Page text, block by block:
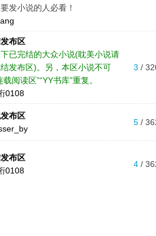
发小说的人必看！
布区
已完结的大众小说(耽美小说请
发布区)。另，本区小说不可
阅读区”“YY书库”重复。
0108
3 /
布区
5/
布区
0108
4/